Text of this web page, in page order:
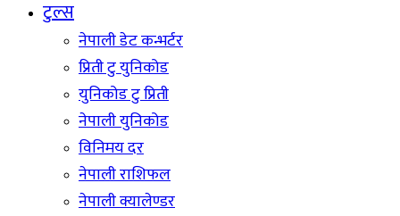
टुल्स
नेपाली डेट कन्भर्टर
प्रिती टु युनिकोड
युनिकोड टु प्रिती
नेपाली युनिकोड
विनिमय दर
नेपाली राशिफल
नेपाली क्यालेण्डर